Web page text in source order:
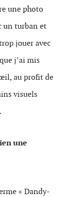
une photo
un turban et
jouer avec
j’ai mis
au profit de
visuels
une
« Dandy-